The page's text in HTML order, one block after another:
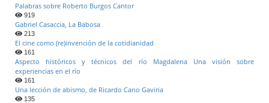
Palabras sobre Roberto Burgos Cantor
919
Gabriel Casaccia, La Babosa
213
El cine como (re)invención de la cotidianidad
161
Aspecto históricos y técnicos del río Magdalena Una visión sobre
experiencias en el río
161
Una lección de abismo, de Ricardo Cano Gaviria
135